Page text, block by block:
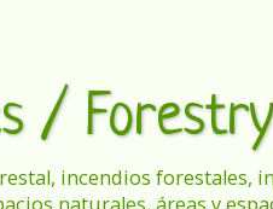
/
incendios